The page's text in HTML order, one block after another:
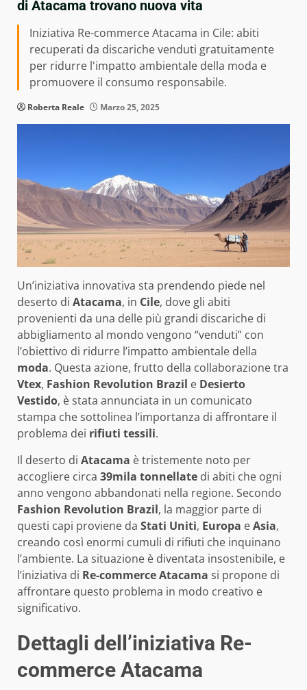
di Atacama trovano nuova vita
Iniziativa Re-commerce Atacama in Cile: abiti
recuperati da discariche venduti gratuitamente
per ridurre l'impatto ambientale della moda e
promuovere il consumo responsabile.
Roberta Reale Marzo 25, 2025
Un’iniziativa innovativa sta prendendo piede nel
deserto di Atacama, in Cile, dove gli abiti
provenienti da una delle più grandi discariche di
abbigliamento al mondo vengono “venduti” con
l’obiettivo di ridurre l’impatto ambientale della
moda. Questa azione, frutto della collaborazione tra
Vtex, Fashion Revolution Brazil e Desierto
Vestido, è stata annunciata in un comunicato
stampa che sottolinea l’importanza di affrontare il
problema dei rifiuti tessili.
Il deserto di Atacama è tristemente noto per
accogliere circa 39mila tonnellate di abiti che ogni
anno vengono abbandonati nella regione. Secondo
Fashion Revolution Brazil, la maggior parte di
questi capi proviene da Stati Uniti, Europa eAsia,
creando così enormi cumuli di rifiuti che inquinano
l’ambiente. La situazione è diventata insostenibile, e
l’iniziativa di Re-commerce Atacama si propone di
affrontare questo problema in modo creativo e
significativo.
Dettagli dell’iniziativa Re-
commerce Atacama